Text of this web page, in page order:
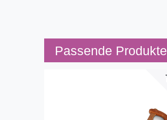
Passende Produkte